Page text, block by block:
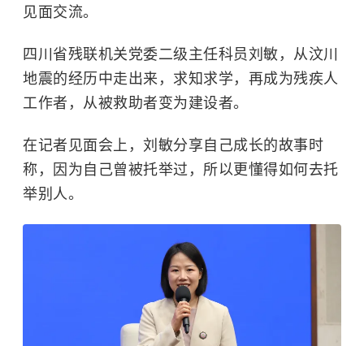
见面交流。
四川省残联机关党委二级主任科员刘敏，从汶川
地震的经历中走出来，求知求学，再成为残疾人
工作者，从被救助者变为建设者。
在记者见面会上，刘敏分享自己成长的故事时
称，因为自己曾被托举过，所以更懂得如何去托
举别人。